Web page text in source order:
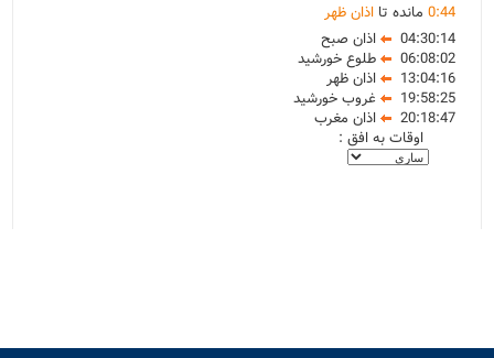
0:44 مانده تااذان ظهر
04:30:14
اذان صبح
06:08:02
طلوع خورشید
13:04:16
اذان ظهر
19:58:25
غروب خورشید
20:18:47
اذان مغرب
اوقات به افق :